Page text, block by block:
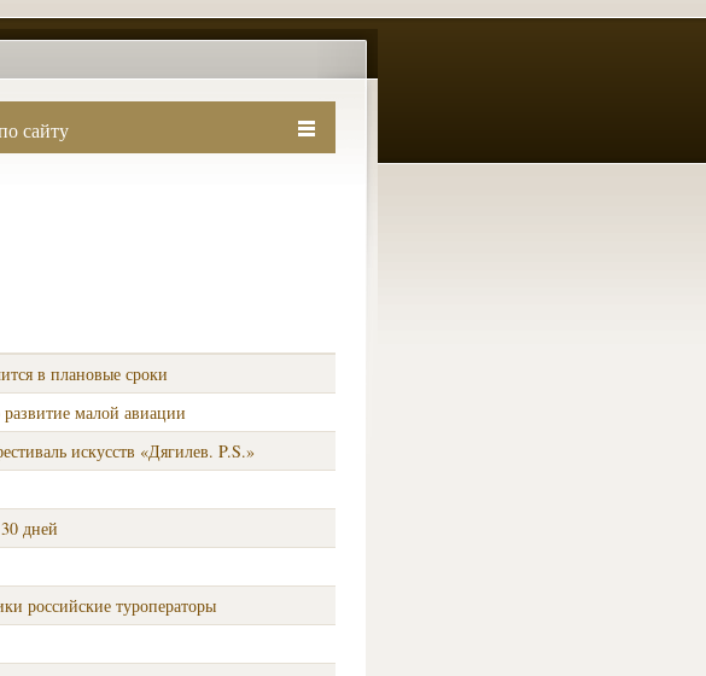
сайту
в плановые сроки
малой авиации
искусств «Дягилев. P.S.»
дней
российские туроператоры